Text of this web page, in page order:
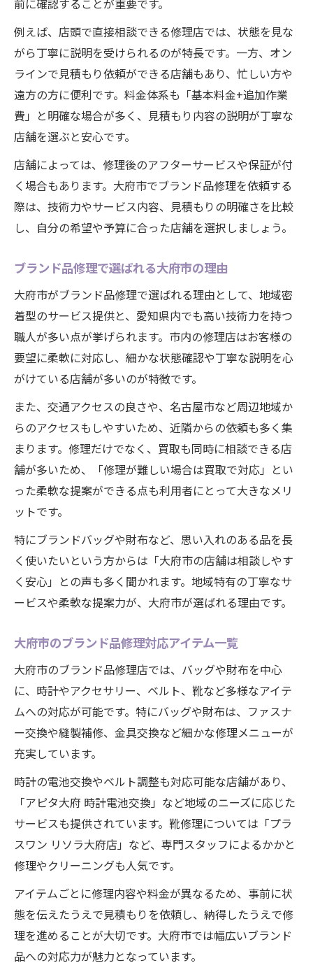
前に確認することが重要です。
例えば、店頭で直接相談できる修理店では、状態を見な
がら丁寧に説明を受けられるのが特長です。一方、オン
ラインで見積もり依頼ができる店舗もあり、忙しい方や
遠方の方に便利です。料金体系も「基本料金+追加作業
費」と明確な場合が多く、見積もり内容の説明が丁寧な
店舗を選ぶと安心です。
店舗によっては、修理後のアフターサービスや保証が付
く場合もあります。大府市でブランド品修理を依頼する
際は、技術力やサービス内容、見積もりの明確さを比較
し、自分の希望や予算に合った店舗を選択しましょう。
ブランド品修理で選ばれる大府市の理由
大府市がブランド品修理で選ばれる理由として、地域密
着型のサービス提供と、愛知県内でも高い技術力を持つ
職人が多い点が挙げられます。市内の修理店はお客様の
要望に柔軟に対応し、細かな状態確認や丁寧な説明を心
がけている店舗が多いのが特徴です。
また、交通アクセスの良さや、名古屋市など周辺地域か
らのアクセスもしやすいため、近隣からの依頼も多く集
まります。修理だけでなく、買取も同時に相談できる店
舗が多いため、「修理が難しい場合は買取で対応」とい
った柔軟な提案ができる点も利用者にとって大きなメリ
ットです。
特にブランドバッグや財布など、思い入れのある品を長
く使いたいという方からは「大府市の店舗は相談しやす
く安心」との声も多く聞かれます。地域特有の丁寧なサ
ービスや柔軟な提案力が、大府市が選ばれる理由です。
大府市のブランド品修理対応アイテム一覧
大府市のブランド品修理店では、バッグや財布を中心
に、時計やアクセサリー、ベルト、靴など多様なアイテ
ムへの対応が可能です。特にバッグや財布は、ファスナ
ー交換や縫製補修、金具交換など細かな修理メニューが
充実しています。
時計の電池交換やベルト調整も対応可能な店舗があり、
「アピタ大府 時計電池交換」など地域のニーズに応じた
サービスも提供されています。靴修理については「プラ
スワン リソラ大府店」など、専門スタッフによるかかと
修理やクリーニングも人気です。
アイテムごとに修理内容や料金が異なるため、事前に状
態を伝えたうえで見積もりを依頼し、納得したうえで修
理を進めることが大切です。大府市では幅広いブランド
品への対応力が魅力となっています。